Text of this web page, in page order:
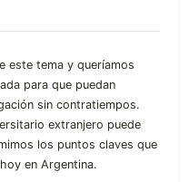
este tema y queríamos
para que puedan
sin contratiempos.
extranjero puede
los puntos claves que
en Argentina.